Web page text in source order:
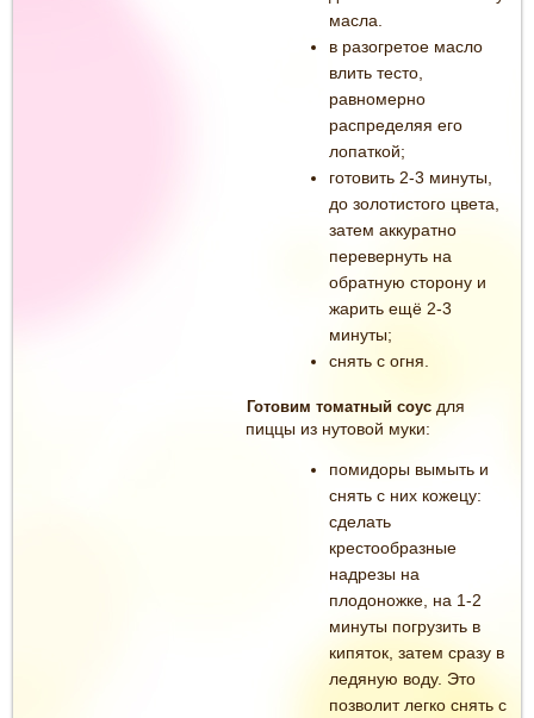
масла.
в разогретое масло
влить тесто,
равномерно
распределяя его
лопаткой;
готовить 2-3 минуты,
до золотистого цвета,
затем аккуратно
перевернуть на
обратную сторону и
жарить ещё 2-3
минуты;
снять с огня.
Готовим томатный соус для
пиццы из нутовой муки:
помидоры вымыть и
снять с них кожецу:
сделать
крестообразные
надрезы на
плодоножке, на 1-2
минуты погрузить в
кипяток, затем сразу в
ледяную воду. Это
позволит легко снять с